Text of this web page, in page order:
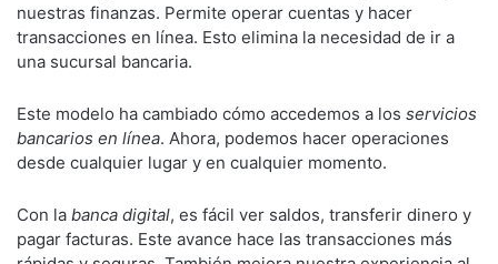
nuestras finanzas. Permite operar cuentas y hacer
transacciones en línea. Esto elimina la necesidad de ir a
una sucursal bancaria.
Este modelo ha cambiado cómo accedemos a los servicios
bancarios en línea. Ahora, podemos hacer operaciones
desde cualquier lugar y en cualquier momento.
Con la banca digital, es fácil ver saldos, transferir dinero y
pagar facturas. Este avance hace las transacciones más